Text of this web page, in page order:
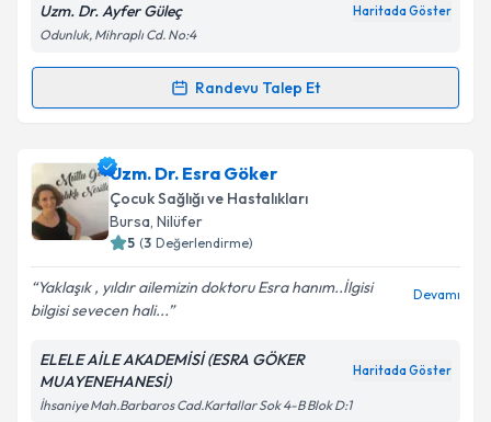
Kişisel verilerimin işlenmesine ilişkin
Metni'ni okudum ve kişisel verilerimin belirtilen
kapsamda işlenmesini kabul ediyorum.
Uzm. Dr. Ayfer Güleç Haritada Göster
Odunluk, Mihraplı Cd. No:4
Randevu Talep Et
Randevu Takvimi Talebi
Uzm. Dr. Ayfer Güleçiçin randevu takvimi talebi
oluşturun. Size bu uzmandan randevu almanız için bir
takvim hazırlandığında e-posta ile bilgilendireceğiz.
Kişisel verilerimin işlenmesine ilişkin
Aydınlatma
Metni'ni okudum ve kişisel verilerimin belirtilen
kapsamda işlenmesini kabul ediyorum.
Uzm. Dr. Esra Göker
Çocuk Sağlığı ve Hastalıkları
Bursa, Nilüfer
5 (3 Değerlendirme)
Yaklaşık , yıldır ailemizin doktoru Esra hanım..İlgisi
bilgisi sevecen hali...
Devamı
ELELE AİLE AKADEMİSİ (ESRA GÖKER
MUAYENEHANESİ)
Haritada Göster
İhsaniye Mah.Barbaros Cad.Kartallar Sok 4-B Blok D:1